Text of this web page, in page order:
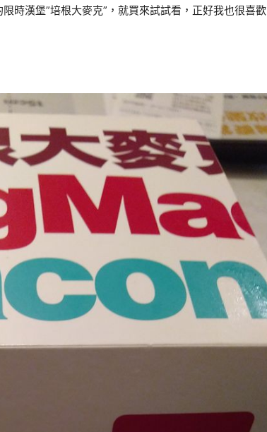
時漢堡”培根大麥克”，就買來試試看，正好我也很喜歡